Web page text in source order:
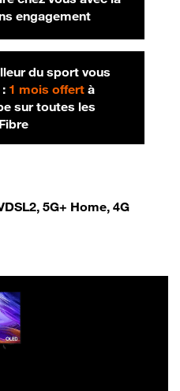
engagement
du sport vous
1 mois offertà
sur toutes les
5G+ Home, 4G